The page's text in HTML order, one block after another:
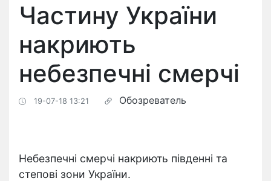
Частину України
накриють
небезпечні смерчі
19-07-18 13:21 Обозреватель
Небезпечні смерчі накриють південні та
степові зони України.